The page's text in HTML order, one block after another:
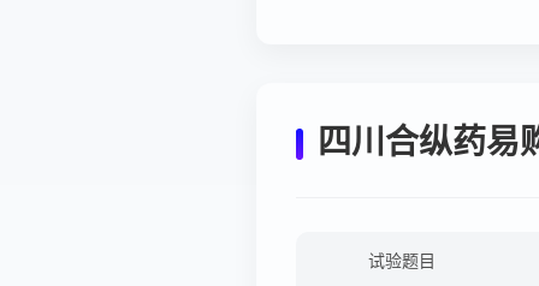
四川合纵药易
试验题目